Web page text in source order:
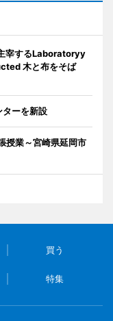
宰するLaboratoryy
木と布をそば
ターを新設
授業～宮崎県延岡市
買う
特集